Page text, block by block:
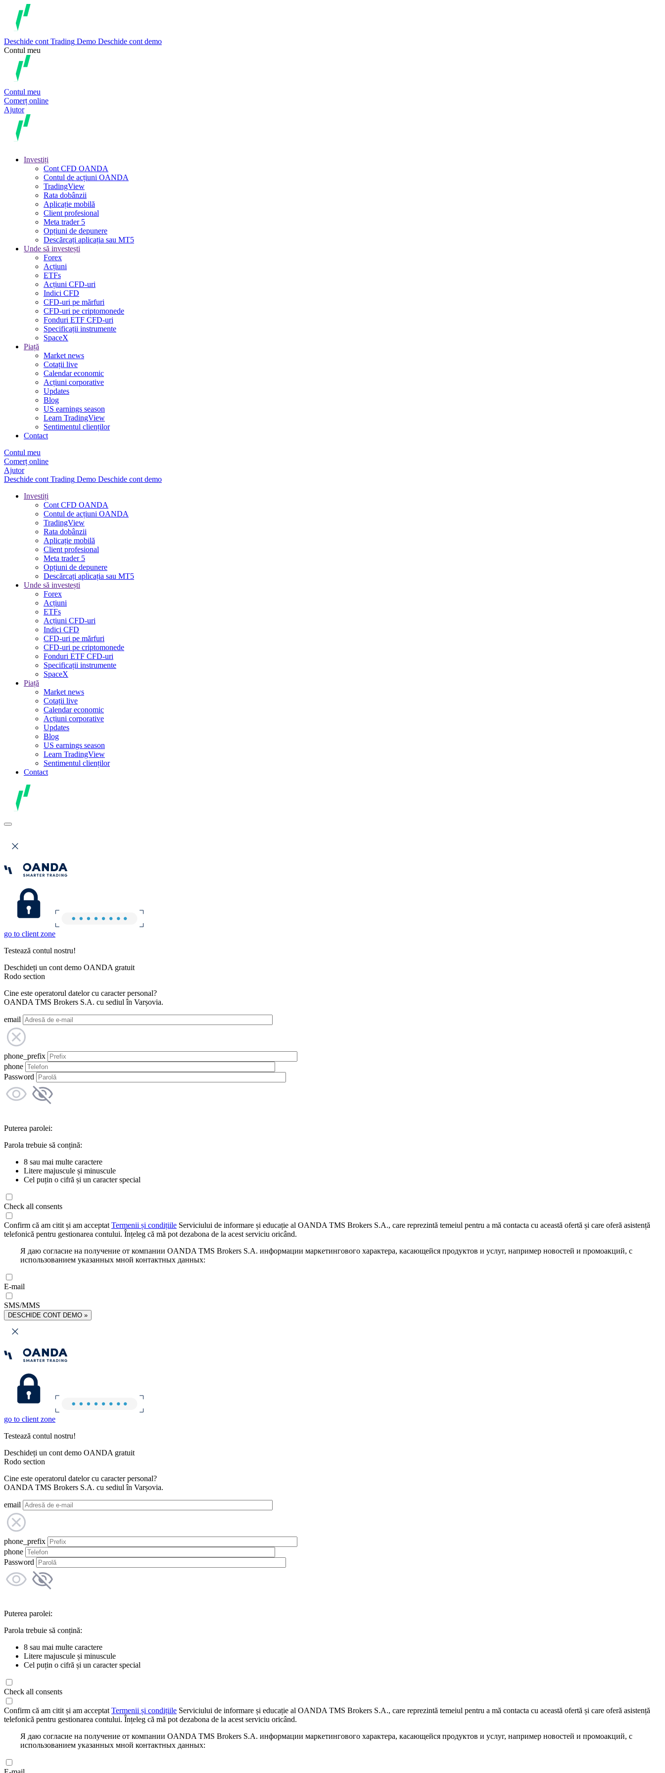
Deschide cont Trading Demo Deschide cont demo
Contul meu
Contul meu
Comerț online
Ajutor
Investiți
Cont CFD OANDA
Contul de acțiuni OANDA
TradingView
Rata dobânzii
Aplicație mobilă
Client profesional
Meta trader 5
Opțiuni de depunere
Descărcați aplicația sau MT5
Unde să investești
Forex
Acțiuni
ETFs
Acțiuni CFD-uri
Indici CFD
CFD-uri pe mărfuri
CFD-uri pe criptomonede
Fonduri ETF CFD-uri
Specificații instrumente
SpaceX
Piață
Market news
Cotații live
Calendar economic
Acțiuni corporative
Updates
Blog
US earnings season
Learn TradingView
Sentimentul clienților
Contact
Contul meu
Comerț online
Ajutor
Deschide cont Trading Demo Deschide cont demo
Investiți
Cont CFD OANDA
Contul de acțiuni OANDA
TradingView
Rata dobânzii
Aplicație mobilă
Client profesional
Meta trader 5
Opțiuni de depunere
Descărcați aplicația sau MT5
Unde să investești
Forex
Acțiuni
ETFs
Acțiuni CFD-uri
Indici CFD
CFD-uri pe mărfuri
CFD-uri pe criptomonede
Fonduri ETF CFD-uri
Specificații instrumente
SpaceX
Piață
Market news
Cotații live
Calendar economic
Acțiuni corporative
Updates
Blog
US earnings season
Learn TradingView
Sentimentul clienților
Contact
go to client zone
Testează contul nostru!
Deschideți un cont demo OANDA gratuit
Rodo section
Cine este operatorul datelor cu caracter personal?
OANDA TMS Brokers S.A. cu sediul în Varșovia.
email
phone_prefix
phone
Password
Puterea parolei:
Parola trebuie să conțină:
8 sau mai multe caractere
Litere majuscule și minuscule
Cel puțin o cifră și un caracter special
Check all consents
Confirm că am citit și am acceptat Termenii și condițiile Serviciului de informare și educație al OANDA TMS Brokers S.A., care reprezintă temeiul pentru a mă contacta cu această ofertă și care oferă asistență
telefonică pentru gestionarea contului. Înțeleg că mă pot dezabona de la acest serviciu oricând.
Я даю согласие на получение от компании OANDA TMS Brokers S.A. информации маркетингового характера, касающейся продуктов и услуг, например новостей и промоакций, с
использованием указанных мной контактных данных:
E-mail
SMS/MMS
DESCHIDE CONT DEMO »
go to client zone
Testează contul nostru!
Deschideți un cont demo OANDA gratuit
Rodo section
Cine este operatorul datelor cu caracter personal?
OANDA TMS Brokers S.A. cu sediul în Varșovia.
email
phone_prefix
phone
Password
Puterea parolei:
Parola trebuie să conțină:
8 sau mai multe caractere
Litere majuscule și minuscule
Cel puțin o cifră și un caracter special
Check all consents
Confirm că am citit și am acceptat Termenii și condițiile Serviciului de informare și educație al OANDA TMS Brokers S.A., care reprezintă temeiul pentru a mă contacta cu această ofertă și care oferă asistență
telefonică pentru gestionarea contului. Înțeleg că mă pot dezabona de la acest serviciu oricând.
Я даю согласие на получение от компании OANDA TMS Brokers S.A. информации маркетингового характера, касающейся продуктов и услуг, например новостей и промоакций, с
использованием указанных мной контактных данных: